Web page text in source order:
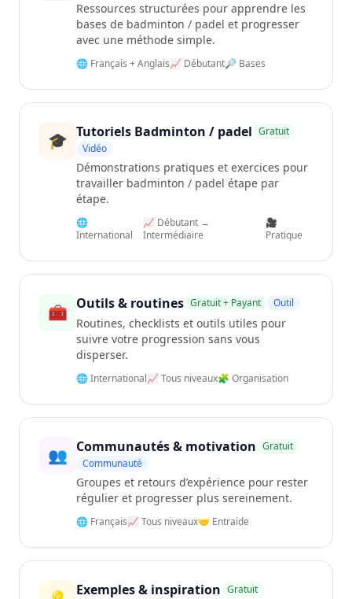
Ressources structurées pour apprendre les
bases de badminton / padel et progresser
avec une méthode simple.
🌐 Français + Anglais📈 Débutant🔎 Bases
🎓 Tutoriels Badminton / padel Gratuit
Vidéo
Démonstrations pratiques et exercices pour
travailler badminton / padel étape par
étape.
🌐
International
📈 Débutant →
Intermédiaire
🎥
Pratique
🧰 Outils & routines Gratuit + Payant Outil
Routines, checklists et outils utiles pour
suivre votre progression sans vous
disperser.
🌐 International📈 Tous niveaux🧩 Organisation
👥 Communautés & motivation Gratuit
Communauté
Groupes et retours d’expérience pour rester
régulier et progresser plus sereinement.
🌐 Français📈 Tous niveaux🤝 Entraide
Exemples & inspiration Gratuit